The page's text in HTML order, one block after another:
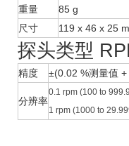
重量
85 g
尺寸
119 x 46 x 25
探头类型
精度 ±(0.02 %测量值
分辨率
0.1 rpm (100 to
1 rpm (1000 to